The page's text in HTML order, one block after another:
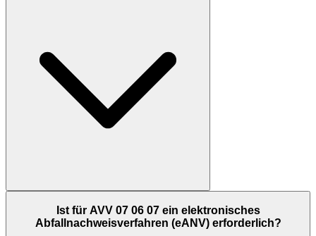
Ist für AVV 07 06 07 ein elektronisches
Abfallnachweisverfahren (eANV) erforderlich?